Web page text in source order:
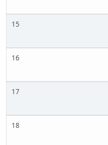
15
16
17
18